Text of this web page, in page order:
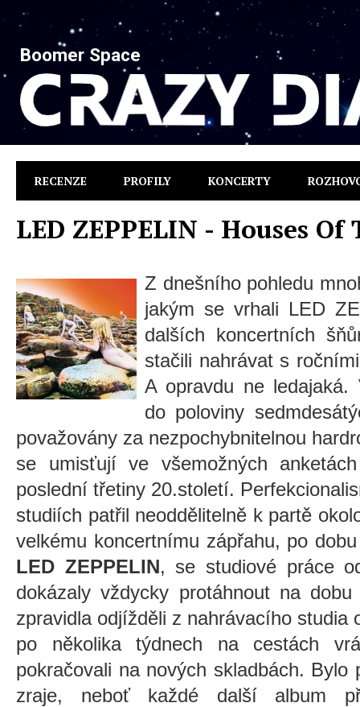
Boomer Space
RECENZE PROFILY KONCERTY
LED ZEPPELIN - Houses
Z dnešního pohledu
jakým se vrhali LED
dalších koncertních
stačili nahrávat s
A opravdu ne ledajaká.
do poloviny
považovány za nezpochybnitelnou
se umisťují ve všemožných
poslední třetiny 20.století.
studiích patřil neoddělitelně k partě
velkému koncertnímu zápřahu, po
LED ZEPPELIN, se studiové práce
dokázaly vždycky protáhnout na
zpravidla odjížděli z nahrávacího studia
po několika týdnech na cestách
pokračovali na nových skladbách. Bylo
zraje, neboť každé další album